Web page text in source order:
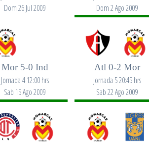
Dom 26 Jul 2009
Dom 2 Ago 2009
Mor 5-0 Ind
Jornada 4 12:00 hrs
Sab 15 Ago 2009
Atl 0-2 Mor
Jornada 5 20:45 hrs
Sab 22 Ago 2009